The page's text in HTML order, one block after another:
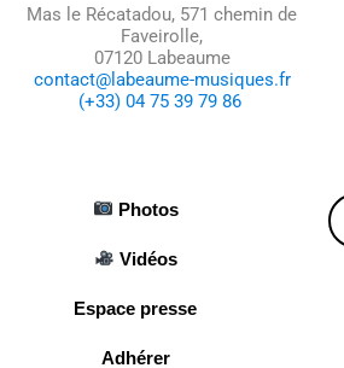
Mas le Récatadou, 571 chemin de
Faveirolle,
07120 Labeaume
contact@labeaume-musiques.fr
(+33) 04 75 39 79 86
Photos
Vidéos
Espace presse
Adhérer